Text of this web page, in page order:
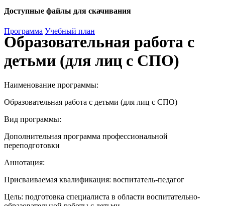
Доступные файлы для скачивания
Программа Учебный план
Образовательная работа с
детьми (для лиц с СПО)
Наименование программы:
Образовательная работа с детьми (для лиц с СПО)
Вид программы:
Дополнительная программа профессиональной
переподготовки
Аннотация:
Присваиваемая квалификация: воспитатель-педагог
Цель: подготовка специалиста в области воспитательно-